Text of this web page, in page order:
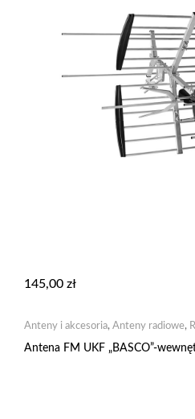
145,00 zł
Anteny i akcesoria, Anteny radiowe,
Antena FM UKF „BASCO”-